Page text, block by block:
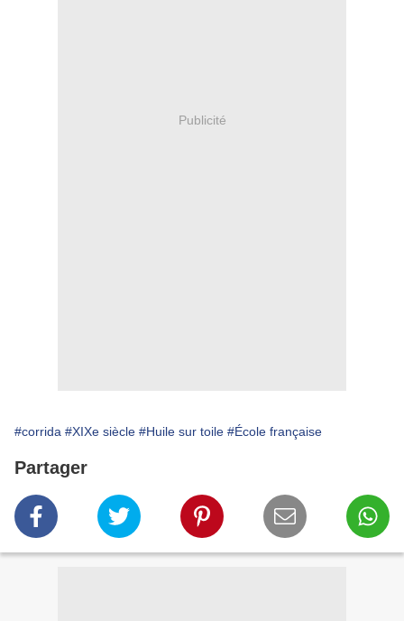
Publicité
#corrida #XIXe siècle #Huile sur toile #École française
Partager